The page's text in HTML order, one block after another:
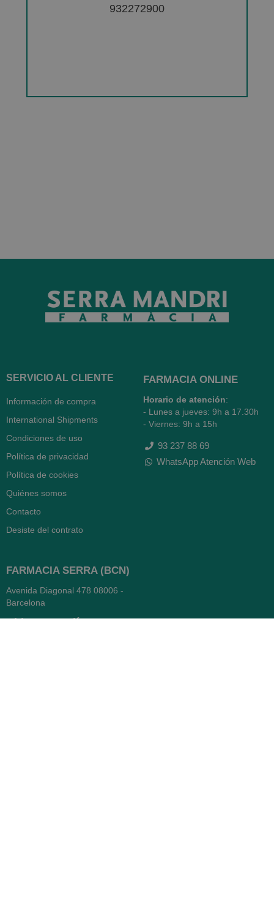
932272900
SERVICIO AL CLIENTE
Información de compra
International Shipments
Condiciones de uso
Política de privacidad
Política de cookies
Quiénes somos
Contacto
Desiste del contrato
FARMACIA ONLINE
Horario de atención:
- Lunes a jueves: 9h a 17.30h
- Viernes: 9h a 15h
93 237 88 69
WhatsApp Atención Web
FARMACIA SERRA (BCN)
Avenida Diagonal 478 08006 -
Barcelona
Abierto 365 días